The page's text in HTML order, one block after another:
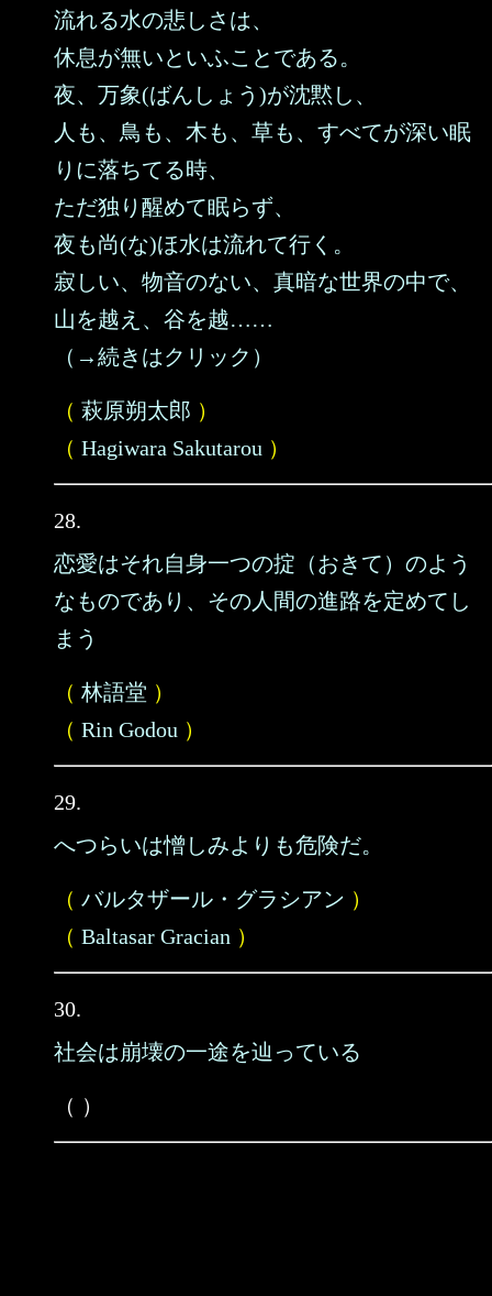
流れる水の悲しさは、
休息が無いといふことである。
夜、万象(ばんしょう)が沈黙し、
人も、鳥も、木も、草も、すべてが深い眠
りに落ちてる時、
ただ独り醒めて眠らず、
夜も尚(な)ほ水は流れて行く。
寂しい、物音のない、真暗な世界の中で、
山を越え、谷を越……
（→続きはクリック）
（ 萩原朔太郎 ）
（ Hagiwara Sakutarou ）
28.
恋愛はそれ自身一つの掟（おきて）のよう
なものであり、その人間の進路を定めてし
まう
（ 林語堂 ）
（ Rin Godou ）
29.
へつらいは憎しみよりも危険だ。
（ バルタザール・グラシアン ）
（ Baltasar Gracian ）
30.
社会は崩壊の一途を辿っている
（ ）